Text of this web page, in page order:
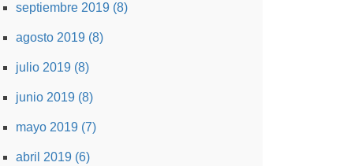
septiembre 2019 (8)
agosto 2019 (8)
julio 2019 (8)
junio 2019 (8)
mayo 2019 (7)
abril 2019 (6)